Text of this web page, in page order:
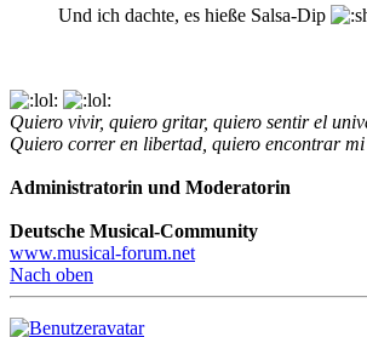
Und ich dachte, es hieße Salsa-Dip
Quiero vivir, quiero gritar, quiero sentir el
Quiero correr en libertad, quiero encontrar
Administratorin und Moderatorin
Deutsche Musical-Community
www.musical-forum.net
Nach oben